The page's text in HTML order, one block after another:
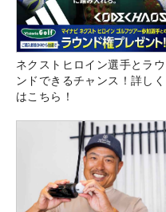
ネクストヒロイン選手とラウ
ンドできるチャンス！詳しく
はこちら！